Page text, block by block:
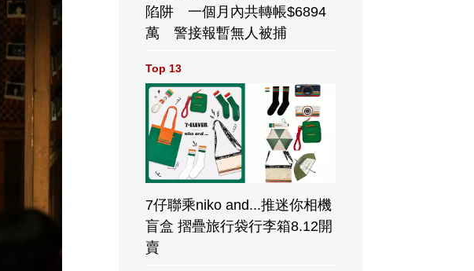
陷阱 一個月內共轉帳$6894
萬 警接報暫無人被捕
Top 13
7仔聯乘niko and...推迷你相機
盲盒 摺疊旅行袋行李箱8.12開
賣